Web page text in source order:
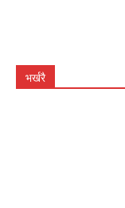
भर्खरै